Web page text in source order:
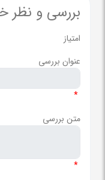
بررسی و نظر
امتیاز
عنوان بررسی
*
متن بررسی
*